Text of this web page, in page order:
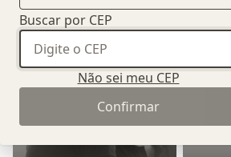
Buscar por CEP
Não sei meu CEP
Confirmar